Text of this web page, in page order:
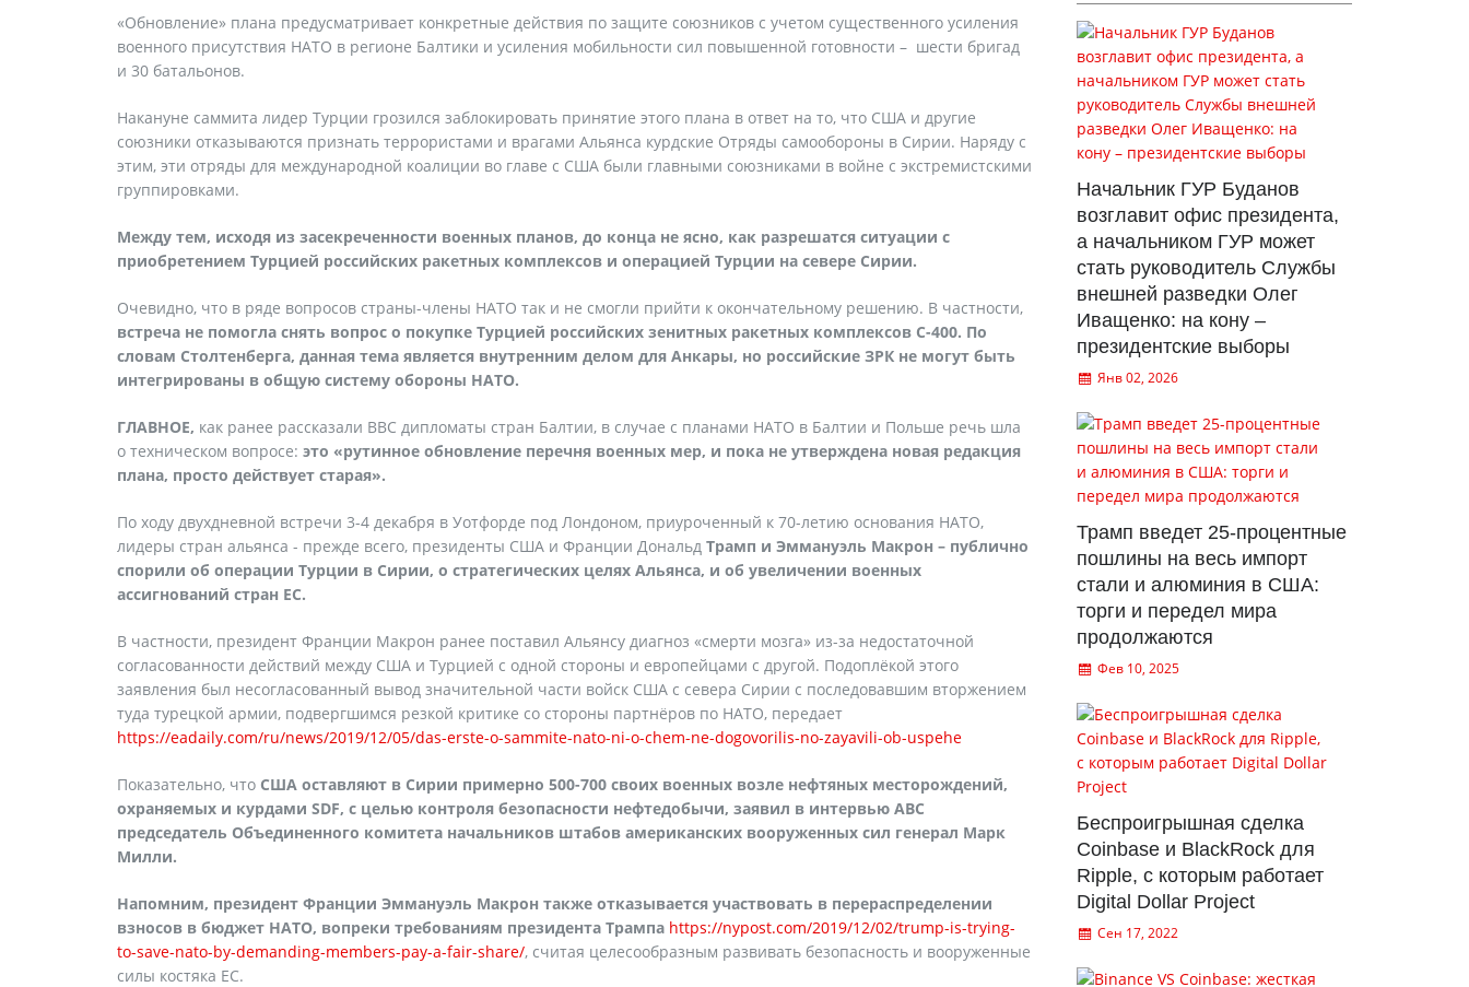
«Обновление» плана предусматривает конкретные действия по защите союзников с учетом существенного усиления
военного присутствия НАТО в регионе Балтики и усиления мобильности сил повышенной готовности – шести бригад
и 30 батальонов.
Накануне саммита лидер Турции грозился заблокировать принятие этого плана в ответ на то, что США и другие
союзники отказываются признать террористами и врагами Альянса курдские Отряды самообороны в Сирии. Наряду с
этим, эти отряды для международной коалиции во главе с США были главными союзниками в войне с экстремистскими
группировками.
Между тем, исходя из засекреченности военных планов, до конца не ясно, как разрешатся ситуации с
приобретением Турцией российских ракетных комплексов и операцией Турции на севере Сирии.
Очевидно, что в ряде вопросов страны-члены НАТО так и не смогли прийти к окончательному решению. В частности,
встреча не помогла снять вопрос о покупке Турцией российских зенитных ракетных комплексов С-400. По
словам Столтенберга, данная тема является внутренним делом для Анкары, но российские ЗРК не могут быть
интегрированы в общую систему обороны НАТО.
ГЛАВНОЕ, как ранее рассказали ВВС дипломаты стран Балтии, в случае с планами НАТО в Балтии и Польше речь шла
о техническом вопросе: это «рутинное обновление перечня военных мер, и пока не утверждена новая редакция
плана, просто действует старая».
По ходу двухдневной встречи 3-4 декабря в Уотфорде под Лондоном, приуроченный к 70-летию основания НАТО,
лидеры стран альянса - прежде всего, президенты США и Франции Дональд Трамп и Эммануэль Макрон – публично
спорили об операции Турции в Сирии, о стратегических целях Альянса, и об увеличении военных
ассигнований стран ЕС.
В частности, президент Франции Макрон ранее поставил Альянсу диагноз «смерти мозга» из-за недостаточной
согласованности действий между США и Турцией с одной стороны и европейцами с другой. Подоплёкой этого
заявления был несогласованный вывод значительной части войск США с севера Сирии с последовавшим вторжением
туда турецкой армии, подвергшимся резкой критике со стороны партнёров по НАТО, передает
https://eadaily.com/ru/news/2019/12/05/das-erste-o-sammite-nato-ni-o-chem-ne-dogovorilis-no-zayavili-ob-uspehe
Показательно, что США оставляют в Сирии примерно 500-700 своих военных возле нефтяных месторождений,
охраняемых и курдами SDF, с целью контроля безопасности нефтедобычи, заявил в интервью ABC
председатель Объединенного комитета начальников штабов американских вооруженных сил генерал Марк
Милли.
Напомним, президент Франции Эммануэль Макрон также отказывается участвовать в перераспределении
взносов в бюджет НАТО, вопреки требованиям президента Трампа https://nypost.com/2019/12/02/trump-is-trying-
to-save-nato-by-demanding-members-pay-a-fair-share/, считая целесообразным развивать безопасность и вооруженные
силы костяка ЕС.
Начальник ГУР Буданов
возглавит офис президента,
а начальником ГУР может
стать руководитель Службы
внешней разведки Олег
Иващенко: на кону –
президентские выборы
Янв 02, 2026
Трамп введет 25-процентные
пошлины на весь импорт
стали и алюминия в США:
торги и передел мира
продолжаются
Фев 10, 2025
Беспроигрышная сделка
Coinbase и BlackRock для
Ripple, с которым работает
Digital Dollar Project
Сен 17, 2022